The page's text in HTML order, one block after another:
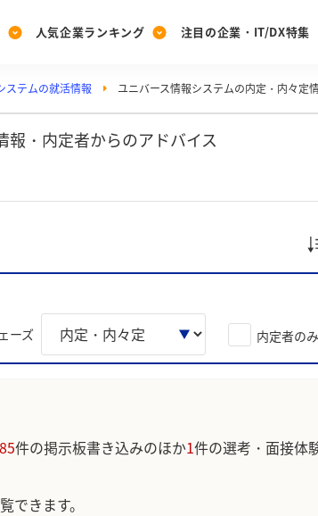
[27卒] 本選考体験記投稿
人気企業ランキング
を見る
みんなのDX企業就職ブラン
注目の企業・IT/DX特集
特集
ステムの就活情報 ユニバース情報システムの内定・内々定
報・内定者からのアドバイス
ーズ 内定者のみ
85件の掲示板書き込みのほか1件の選考・面接体
できます。